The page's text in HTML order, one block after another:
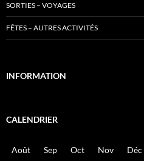
SORTIES – VOYAGES
FÊTES – AUTRES ACTIVITÉS
INFORMATION
CALENDRIER
Août Sep Oct Nov Déc